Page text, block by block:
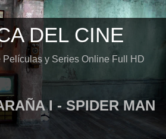
DEL CINE
Películas y Series Online Full HD
I - SPIDER MAN